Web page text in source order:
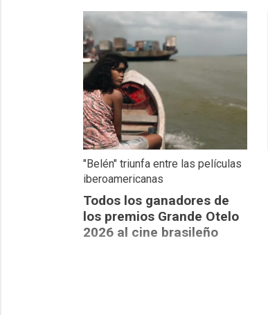
"Belén" triunfa entre las películas
iberoamericanas
Todos los ganadores de
los premios Grande Otelo
2026 al cine brasileño